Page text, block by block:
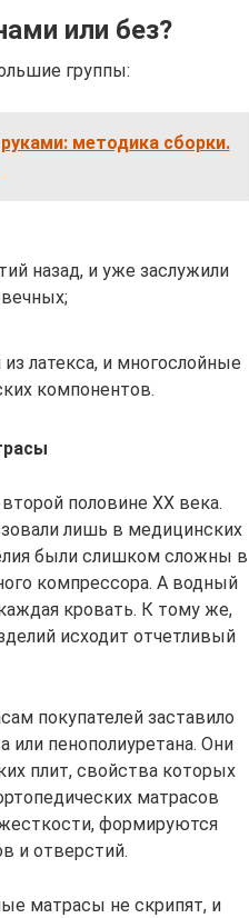
или без?
группы:
методика сборки.
назад, и уже заслужили
латекса, и многослойные
компонентов.
половине XX века.
лишь в медицинских
были слишком сложны в
компрессора. А водный
кровать. К тому же,
исходит отчетливый
покупателей заставило
или пенополиуретана. Они
плит, свойства которых
матрасов
формируются
и отверстий.
матрасы не скрипят, и